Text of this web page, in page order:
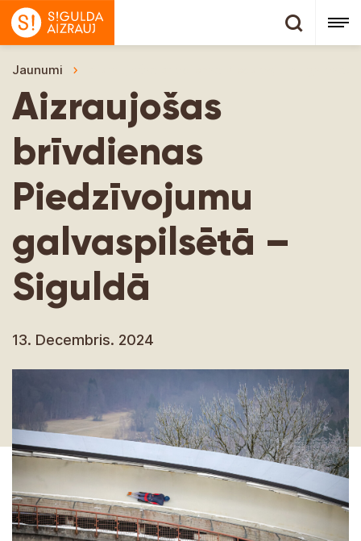
Jaunumi
Aizraujošas
brīvdienas
Piedzīvojumu
galvaspilsētā –
Siguldā
13. Decembris. 2024